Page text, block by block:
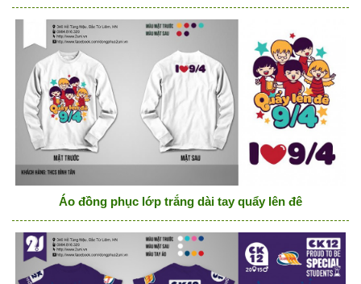
Áo đồng phục lớp trắng dài tay quẩy lên đê